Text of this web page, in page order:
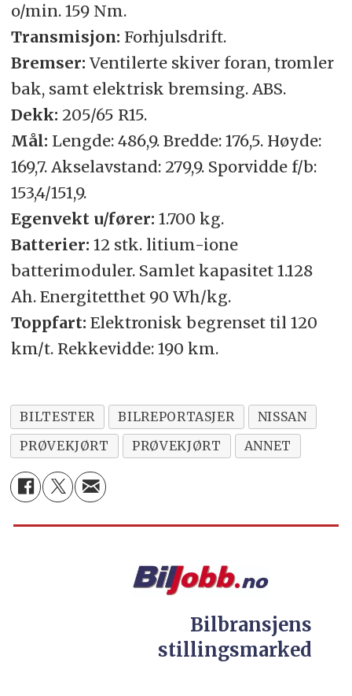
o/min. 159 Nm.
Transmisjon: Forhjulsdrift.
Bremser: Ventilerte skiver foran, tromler
bak, samt elektrisk bremsing. ABS.
Dekk: 205/65 R15.
Mål: Lengde: 486,9. Bredde: 176,5. Høyde:
169,7. Akselavstand: 279,9. Sporvidde f/b:
153,4/151,9.
Egenvekt u/fører: 1.700 kg.
Batterier: 12 stk. litium-ione
batterimoduler. Samlet kapasitet 1.128
Ah. Energitetthet 90 Wh/kg.
Toppfart: Elektronisk begrenset til 120
km/t. Rekkevidde: 190 km.
BILTESTER BILREPORTASJER
NISSAN
PRØVEKJØRT
PRØVEKJØRT ANNET
Bilbransjens
stillingsmarked